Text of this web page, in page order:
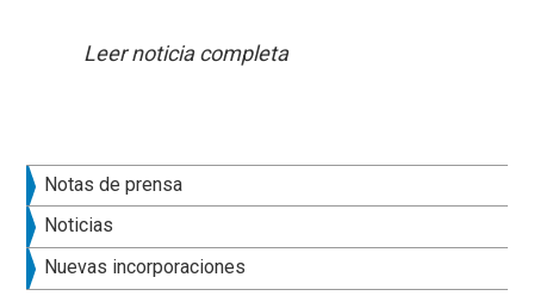
Leer noticia completa
Barra
lateral
principal
Notas de prensa
Noticias
Nuevas incorporaciones